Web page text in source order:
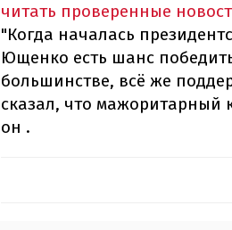
читать проверенные
"Когда началась
Ющенко есть шанс
большинстве, всё же
сказал, что мажоритарный
он .